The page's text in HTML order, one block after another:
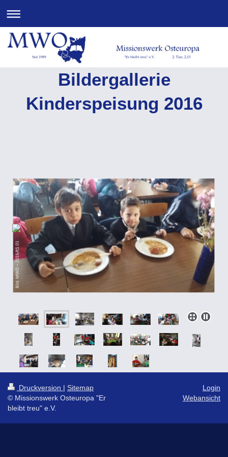
Bildergallerie
Kinderspeisung 2016
Druckversion | Sitemap
© Missionswerk Osteuropa "Er
bleibt treu" e.V.
Login
Webansicht